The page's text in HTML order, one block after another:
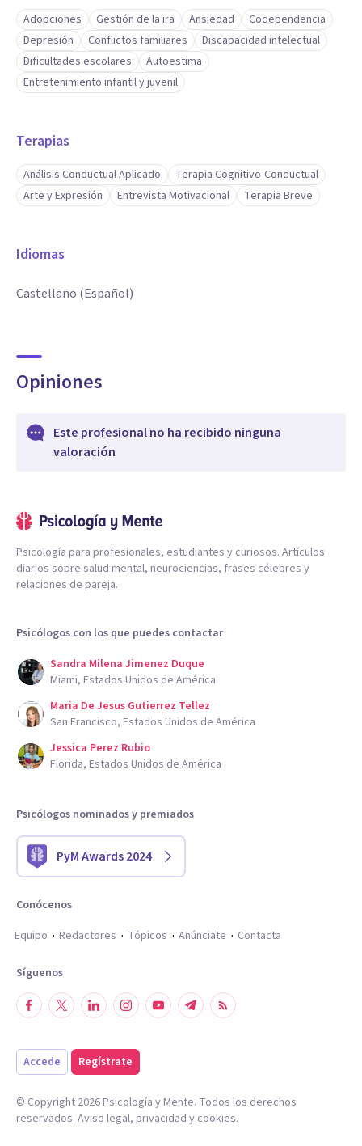
Adopciones Gestión de la ira Ansiedad
Codependencia
Depresión
Conflictos familiares
Discapacidad intelectual
Dificultades escolares
Autoestima
Entretenimiento infantil y juvenil
Terapias
Análisis Conductual Aplicado
Terapia Cognitivo-Conductual
Arte y Expresión
Entrevista Motivacional Terapia Breve
Idiomas
Castellano (Español)
Opiniones
Este profesional no ha recibido ninguna
valoración
Psicología para profesionales, estudiantes y curiosos. Artículos
diarios sobre salud mental, neurociencias, frases célebres y
relaciones de pareja.
Psicólogos con los que puedes contactar
Sandra Milena Jimenez Duque
Miami, Estados Unidos de América
Maria De Jesus Gutierrez Tellez
San Francisco, Estados Unidos de América
Jessica Perez Rubio
Florida, Estados Unidos de América
Psicólogos nominados y premiados
PyM Awards 2024
Conócenos
Equipo
Redactores Tópicos Anúnciate Contacta
Síguenos
Accede Regístrate
© Copyright 2026Psicología y Mente. Todos los derechos
reservados. Aviso legal, privacidad y cookies.